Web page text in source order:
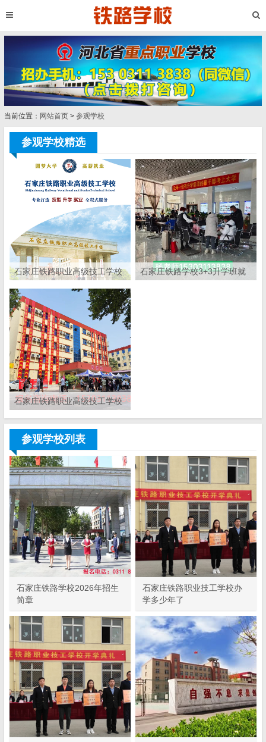
当前位置： 网站首页 > 参观学校
参观学校精选
石家庄铁路职业高级技工学校
2026年春季招生简章
石家庄铁路学校3+3升学班就
石家庄铁路职业高级技工学校
升大专是全日制吗
参观学校列表
石家庄铁路学校2026年招生
简章
石家庄铁路职业技工学校办
学多少年了